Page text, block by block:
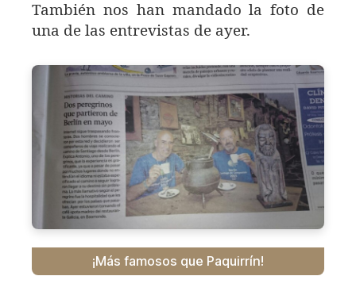
También nos han mandado la foto de
una de las entrevistas de ayer.
¡Más famosos que Paquirrín!